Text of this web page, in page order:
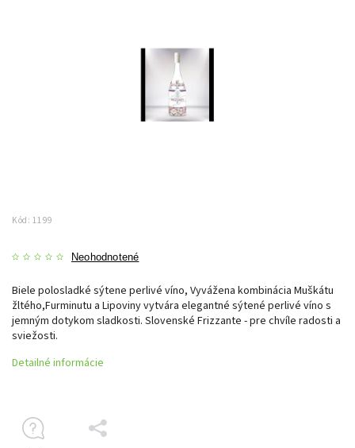
Kód: 1199
Neohodnotené
Biele polosladké sýtene perlivé víno, Vyvážena kombinácia Muškátu
žltého,Furminutu a Lipoviny vytvára elegantné sýtené perlivé víno s
jemným dotykom sladkosti. Slovenské Frizzante - pre chvíle radosti a
sviežosti.
Detailné informácie